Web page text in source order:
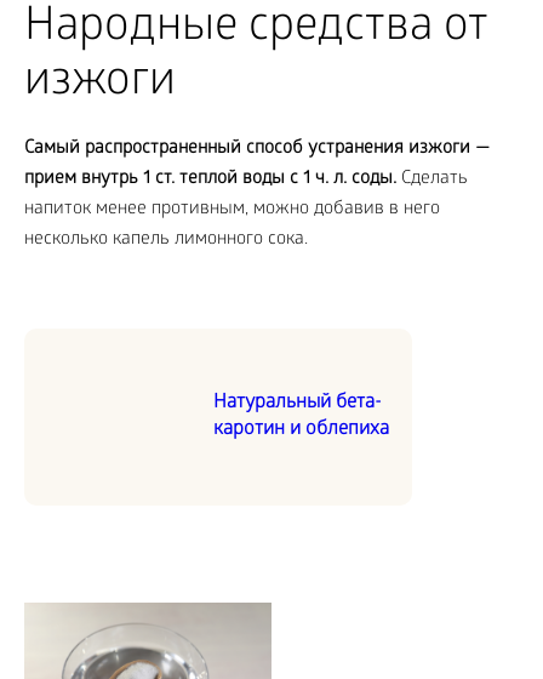
Народные средства от
изжоги
Самый распространенный способ устранения изжоги —
прием внутрь 1 ст. теплой воды с 1 ч. л. соды. Сделать
напиток менее противным, можно добавив в него
несколько капель лимонного сока.
Натуральный бета-
каротин и облепиха